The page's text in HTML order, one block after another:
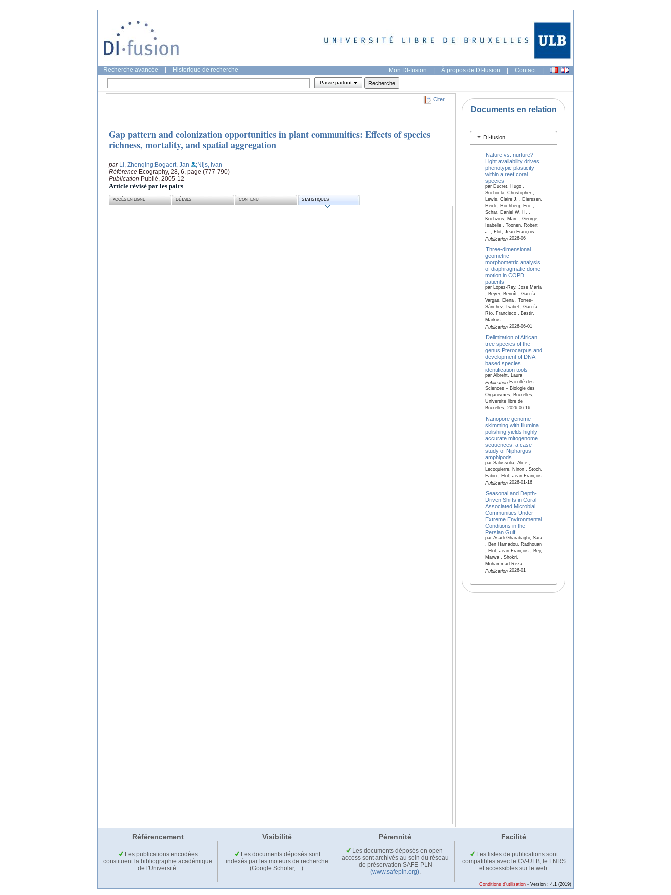
Recherche avancée Historique de recherche Mon DI-fusion | À propos de DI-fusion | Contact |
Passe-partout
Citer
Gap pattern and colonization opportunities in plant communities: Effects of species
richness, mortality, and spatial aggregation
par Li, Zhenqing;Bogaert, Jan
;Nijs, Ivan
Référence Ecography, 28, 6, page (777-790)
Publication Publié, 2005-12
Article révisé par les pairs
ACCÈS EN LIGNE DÉTAILS CONTENU STATISTIQUES
Documents en relation
DI-fusion
Nature vs. nurture?
Light availability drives
phenotypic plasticity
within a reef coral
species
par Ducret, Hugo ,
Suchocki, Christopher ,
Lewis, Claire J. , Dierssen,
Heidi , Hochberg, Eric ,
Schar, Daniel W. H. ,
Kochzius, Marc , George,
Isabelle , Toonen, Robert
J. , Flot, Jean-François
Publication2026-06
Three-dimensional
geometric
morphometric analysis
of diaphragmatic dome
motion in COPD
patients
par López-Rey, José María
, Beyer, Benoît , García-
Vargas, Elena , Torres-
Sánchez, Isabel , García-
Río, Francisco , Bastir,
Markus
Publication2026-06-01
Delimitation of African
tree species of the
genus Pterocarpus and
development of DNA-
based species
identification tools
par Albreht, Laura
PublicationFaculté des
Sciences – Biologie des
Organismes, Bruxelles,
Université libre de
Bruxelles, 2026-06-16
Nanopore genome
skimming with Illumina
polishing yields highly
accurate mitogenome
sequences: a case
study of Niphargus
amphipods
par Salussolia, Alice ,
Lecoquierre, Ninon , Stoch,
Fabio , Flot, Jean-François
Publication2026-01-16
Seasonal and Depth-
Driven Shifts in Coral-
Associated Microbial
Communities Under
Extreme Environmental
Conditions in the
Persian Gulf
par Asadi Gharabaghi, Sara
, Ben Hamadou, Radhouan
, Flot, Jean-François , Beji,
Marwa , Shokri,
Mohammad Reza
Publication2026-01
Référencement Visibilité Pérennité Facilité
Les publications encodées
constituent la bibliographie académique
de l'Université.
Les documents déposés sont
indexés par les moteurs de recherche
(Google Scholar,…).
Les documents déposés en open-
access sont archivés au sein du réseau
de préservation SAFE-PLN
(www.safepln.org).
Les listes de publications sont
compatibles avec le CV-ULB, le FNRS
et accessibles sur le web.
Conditions d'utilisation - Version : 4.1 (2019)